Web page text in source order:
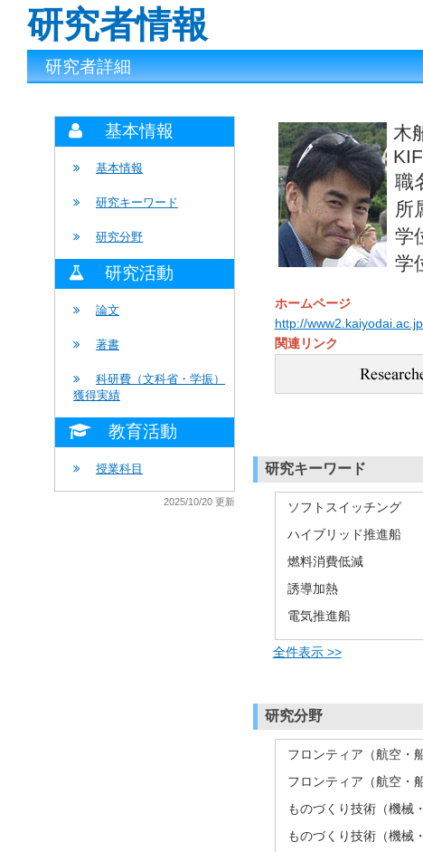
研究者情報
研究者詳細
基本情報
基本情報
研究キーワード
研究分野
研究活動
論文
著書
科研費（文科省・学振）
獲得実績
教育活動
授業科目
2025/10/20 更新
木
職
所
学
学
ホームページ
http://
関連リンク
研究キーワード
ソフトスイッチング
ハイブリッド推進船
燃料消費低減
誘導加熱
電気推進船
全件表示 >>
研究分野
フロンティア（航空・
フロンティア（航空・
ものづくり技術（機械
ものづくり技術（機械